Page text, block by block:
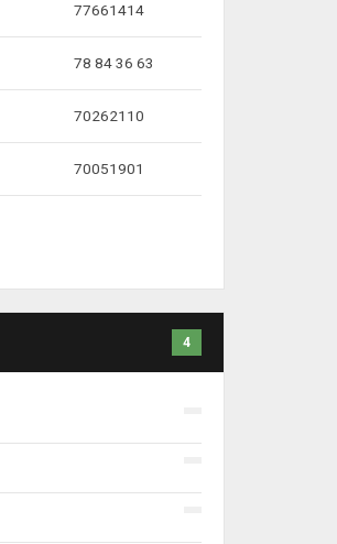
77661414
78 84 36 63
70262110
70051901
4